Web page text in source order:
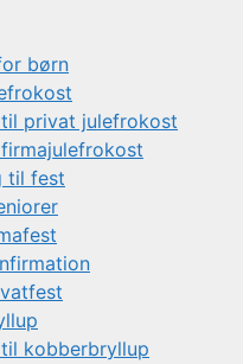
børn
privat julefrokost
til fest
kobberbryllup